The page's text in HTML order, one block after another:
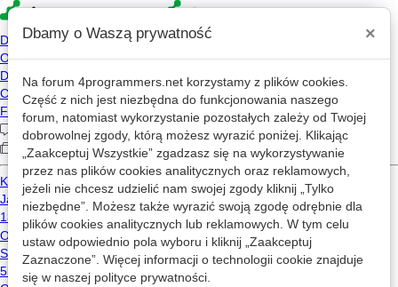
Wiadomość
snowflake2137
wczoraj, 01:10
2022-11-08 18:35
6,078 wizyt
Wpisy snowflake2137 na mikroblogu
Dbamy o Waszą prywatność ×
Na forum 4programmers.net korzystamy z plików cookies.
Część z nich jest niezbędna do funkcjonowania naszego
forum, natomiast wykorzystanie pozostałych zależy od Twojej
dobrowolnej zgody, którą możesz wyrazić poniżej. Klikając
„Zaakceptuj Wszystkie” zgadzasz się na wykorzystywanie
przez nas plików cookies analitycznych oraz reklamowych,
jeżeli nie chcesz udzielić nam swojej zgody kliknij „Tylko
niezbędne”. Możesz także wyrazić swoją zgodę odrębnie dla
plików cookies analitycznych lub reklamowych. W tym celu
ustaw odpowiednio pola wyboru i kliknij „Zaakceptuj
Zaznaczone”. Więcej informacji o technologii cookie znajduje
się w naszej polityce prywatności.